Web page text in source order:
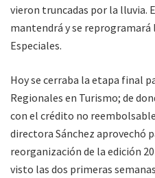
vieron truncadas por la lluvia.
mantendrá y se reprogramará
Especiales.
Hoy se cerraba la etapa final
Regionales en Turismo; de
con el crédito no
directora Sánchez aprovechó
reorganización de la edición
visto las dos primeras